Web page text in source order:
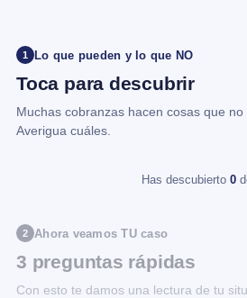
1 Lo que pueden y lo que NO
Toca para descubrir
Muchas cobranzas hacen cosas que no
Averigua cuáles.
Has descubierto 0
2 Ahora veamos TU caso
3 preguntas rápidas
Con esto te damos una lectura de tu